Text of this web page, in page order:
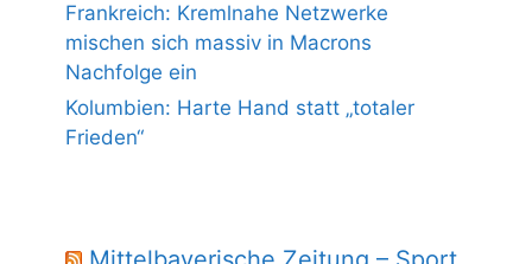
Frankreich: Kremlnahe Netzwerke
mischen sich massiv in Macrons
Nachfolge ein
Kolumbien: Harte Hand statt „totaler
Frieden“